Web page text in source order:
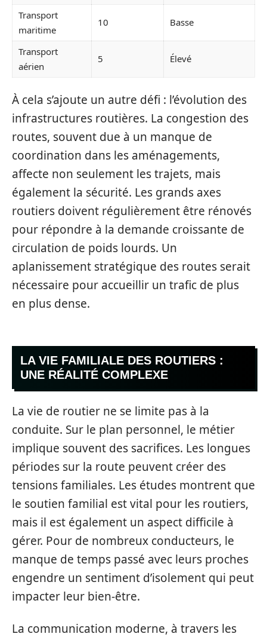
Transport
maritime
10 Basse
Transport
aérien
5 Élevé
À cela s’ajoute un autre défi : l’évolution des
infrastructures routières. La congestion des
routes, souvent due à un manque de
coordination dans les aménagements,
affecte non seulement les trajets, mais
également la sécurité. Les grands axes
routiers doivent régulièrement être rénovés
pour répondre à la demande croissante de
circulation de poids lourds. Un
aplanissement stratégique des routes serait
nécessaire pour accueillir un trafic de plus
en plus dense.
LA VIE FAMILIALE DES ROUTIERS :
UNE RÉALITÉ COMPLEXE
La vie de routier ne se limite pas à la
conduite. Sur le plan personnel, le métier
implique souvent des sacrifices. Les longues
périodes sur la route peuvent créer des
tensions familiales. Les études montrent que
le soutien familial est vital pour les routiers,
mais il est également un aspect difficile à
gérer. Pour de nombreux conducteurs, le
manque de temps passé avec leurs proches
engendre un sentiment d’isolement qui peut
impacter leur bien-être.
La communication moderne, à travers les